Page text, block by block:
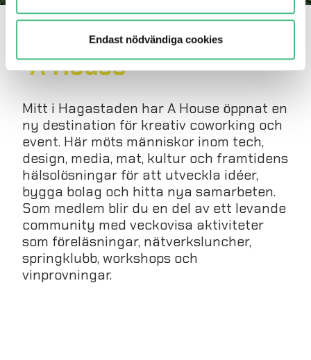
Endast nödvändiga cookies
Kreativ coworking via
A House
Mitt i Hagastaden har A House öppnat en
ny destination för kreativ coworking och
event. Här möts människor inom tech,
design, media, mat, kultur och framtidens
hälsolösningar för att utveckla idéer,
bygga bolag och hitta nya samarbeten.
Som medlem blir du en del av ett levande
community med veckovisa aktiviteter
som föreläsningar, nätverksluncher,
springklubb, workshops och
vinprovningar.